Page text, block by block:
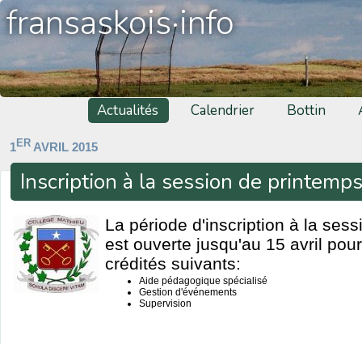
fransaskois·info
Actualités Calendrier Bottin
1ER AVRIL 2015
Inscription à la session de
La période d'inscription à la
est ouverte jusqu'au 15 avril
crédités suivants:
Aide pédagogique spécialisé
Gestion d'événements
Supervision